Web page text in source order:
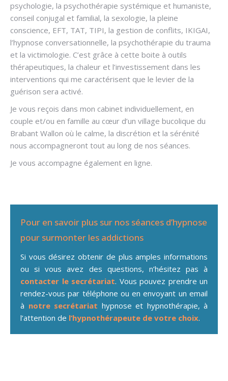
psychologie, la psychothérapie systémique et humaniste,
conseil conjugal et familial, la sexologie, la pleine
conscience, EFT, TAT, TIPI, la gestion de conflits, IKIGAI,
l’hypnose conversationnelle, la psychothérapie du trauma
et la victimologie. C’est grâce à cette boite à outils
thérapeutiques, la chaleur et l’investissement dans les
interventions qui me caractérisent que le levier de la
guérison sera activé.
Je vous reçois dans mon cabinet individuellement, en
couple et/ou en famille au cœur d’un village bucolique du
Brabant Wallon où le calme, la discrétion et la sérénité
nous accompagneront tout au long de nos séances.
Je vous accompagne également en ligne.
Pour en savoir plus sur nos séances d’hypnose
pour surmonter les addictions
Si vous désirez obtenir de plus amples informations
ou si vous avez des questions, n’hésitez pas à
contacter le secrétariat. Vous pouvez prendre un
rendez-vous par téléphone ou en envoyant un email
à notre secrétariat hypnose et hypnothérapie, à
l’attention de l’hypnothérapeute de votre choix.